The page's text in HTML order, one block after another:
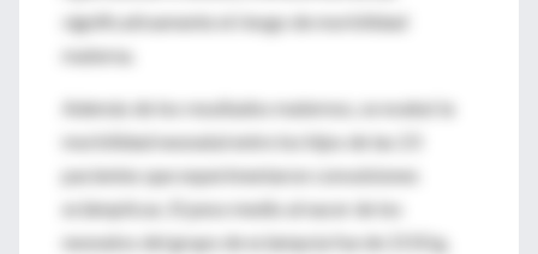
significativamente el riesgo de morbilidad
materna.
Además de los resultados maternos, se evaluó la
morbilidad neonatal entre los hijos de las 23
pacientes que experimentaron convulsiones
eclámpticas. El peso medio al nacer de los
neonatos del grupo de eclampsia fue de 2150 g,